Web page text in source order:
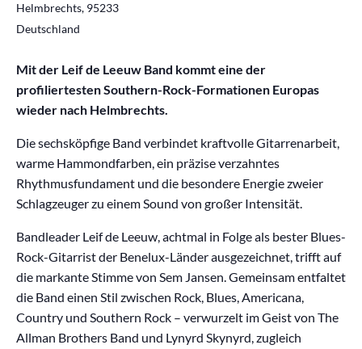
Helmbrechts, 95233
Deutschland
Mit der Leif de Leeuw Band kommt eine der
profiliertesten Southern-Rock-Formationen Europas
wieder nach Helmbrechts.
Die sechsköpfige Band verbindet kraftvolle Gitarrenarbeit,
warme Hammondfarben, ein präzise verzahntes
Rhythmusfundament und die besondere Energie zweier
Schlagzeuger zu einem Sound von großer Intensität.
Bandleader Leif de Leeuw, achtmal in Folge als bester Blues-
Rock-Gitarrist der Benelux-Länder ausgezeichnet, trifft auf
die markante Stimme von Sem Jansen. Gemeinsam entfaltet
die Band einen Stil zwischen Rock, Blues, Americana,
Country und Southern Rock – verwurzelt im Geist von The
Allman Brothers Band und Lynyrd Skynyrd, zugleich